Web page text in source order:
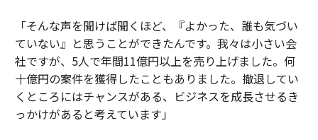
「そんな声を聞けば聞くほど、『よかった、誰も気づい
ていない』と思うことができたんです。我々は小さい会
社ですが、5人で年間11億円以上を売り上げました。何
十億円の案件を獲得したこともありました。撤退してい
くところにはチャンスがある、ビジネスを成長させるき
っかけがあると考えています」